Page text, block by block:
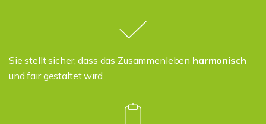
Sie stellt sicher, dass das Zusammenleben harmonisch
und fair gestaltet wird.